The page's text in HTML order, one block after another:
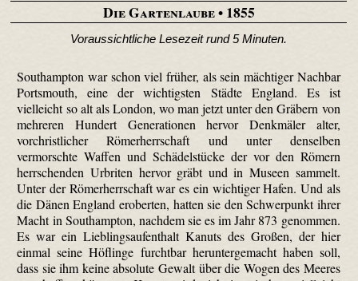
Die Gartenlaube• 1855
Voraussichtliche Lesezeit rund 5 Minuten.
Southampton war schon viel früher, als sein mächtiger Nachbar
Portsmouth, eine der wichtigsten Städte England. Es ist
vielleicht so alt als London, wo man jetzt unter den Gräbern von
mehreren Hundert Generationen hervor Denkmäler alter,
vorchristlicher Römerherrschaft und unter denselben
vermorschte Waffen und Schädelstücke der vor den Römern
herrschenden Urbriten hervor gräbt und in Museen sammelt.
Unter der Römerherrschaft war es ein wichtiger Hafen. Und als
die Dänen England eroberten, hatten sie den Schwerpunkt ihrer
Macht in Southampton, nachdem sie es im Jahr 873 genommen.
Es war ein Lieblingsaufenthalt Kanuts des Großen, der hier
einmal seine Höflinge furchtbar heruntergemacht haben soll,
dass sie ihm keine absolute Gewalt über die Wogen des Meeres